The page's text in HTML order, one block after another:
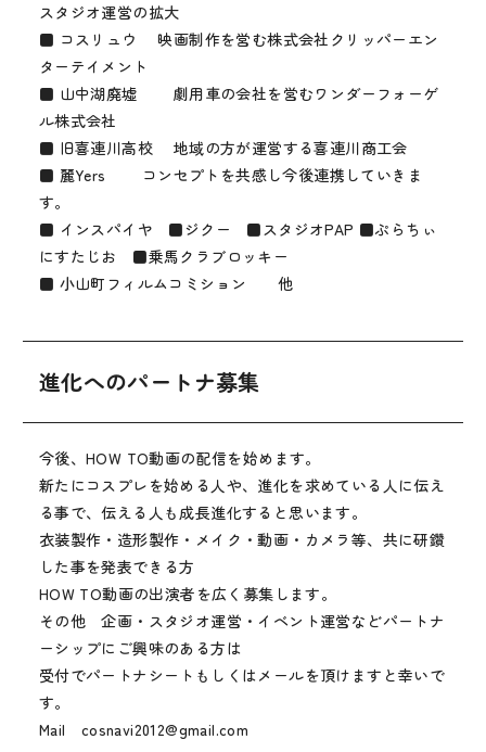
スタジオ運営の拡大
■ コスリュウ 映画制作を営む株式会社クリッパーエン
ターテイメント
■ 山中湖廃墟 劇用車の会社を営むワンダーフォーゲ
ル株式会社
■ 旧喜連川高校 地域の方が運営する喜連川商工会
■ 麗Yers コンセプトを共感し今後連携していきま
す。
■ インスパイヤ ■ジクー ■スタジオPAP ■ぷらちぃ
にすたじお ■乗馬クラブロッキー
■ 小山町フィルムコミション 他
進化へのパートナ募集
今後、HOW TO動画の配信を始めます。
新たにコスプレを始める人や、進化を求めている人に伝え
る事で、伝える人も成長進化すると思います。
衣装製作・造形製作・メイク・動画・カメラ等、共に研鑽
した事を発表できる方
HOW TO動画の出演者を広く募集します。
その他 企画・スタジオ運営・イベント運営などパートナ
ーシップにご興味のある方は
受付でパートナシートもしくはメールを頂けますと幸いで
す。
Mail cosnavi2012@gmail.com